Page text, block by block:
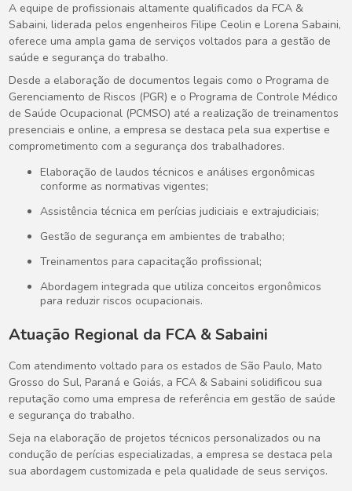
A equipe de profissionais altamente qualificados da FCA &
Sabaini, liderada pelos engenheiros Filipe Ceolin e Lorena Sabaini,
oferece uma ampla gama de serviços voltados para a gestão de
saúde e segurança do trabalho.
Desde a elaboração de documentos legais como o Programa de
Gerenciamento de Riscos (PGR) e o Programa de Controle Médico
de Saúde Ocupacional (PCMSO) até a realização de treinamentos
presenciais e online, a empresa se destaca pela sua expertise e
comprometimento com a segurança dos trabalhadores.
Elaboração de laudos técnicos e análises ergonômicas
conforme as normativas vigentes;
Assistência técnica em perícias judiciais e extrajudiciais;
Gestão de segurança em ambientes de trabalho;
Treinamentos para capacitação profissional;
Abordagem integrada que utiliza conceitos ergonômicos
para reduzir riscos ocupacionais.
Atuação Regional da FCA & Sabaini
Com atendimento voltado para os estados de São Paulo, Mato
Grosso do Sul, Paraná e Goiás, a FCA & Sabaini solidificou sua
reputação como uma empresa de referência em gestão de saúde
e segurança do trabalho.
Seja na elaboração de projetos técnicos personalizados ou na
condução de perícias especializadas, a empresa se destaca pela
sua abordagem customizada e pela qualidade de seus serviços.